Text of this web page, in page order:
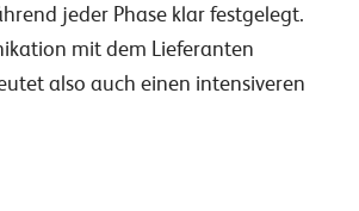
jeder Phase klar festgelegt.
mit dem Lieferanten
also auch einen intensiveren